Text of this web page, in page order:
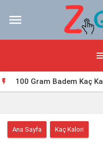

 100 Gram Badem Kaç
Ana Sayfa Kaç Kalori